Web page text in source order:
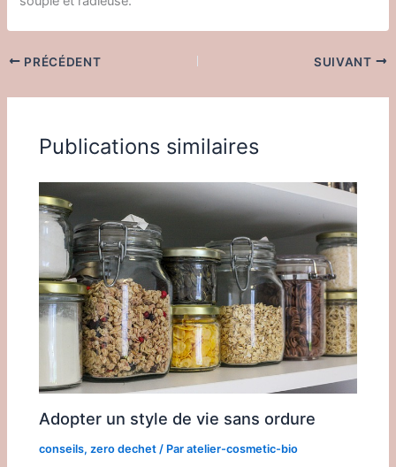
PRÉCÉDENT SUIVANT
Publications similaires
Adopter un style de vie sans ordure
conseils,zero dechet / Paratelier-cosmetic-bio